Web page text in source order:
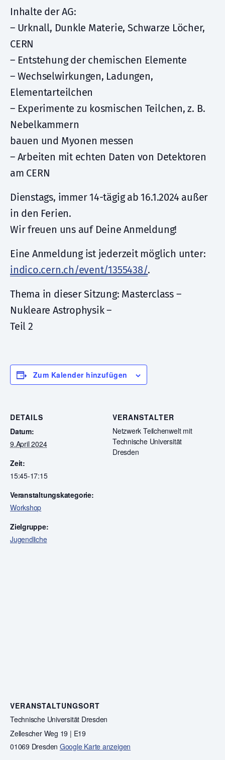
Inhalte der AG:
– Urknall, Dunkle Materie, Schwarze Löcher,
CERN
– Entstehung der chemischen Elemente
– Wechselwirkungen, Ladungen,
Elementarteilchen
– Experimente zu kosmischen Teilchen, z. B.
Nebelkammern
bauen und Myonen messen
– Arbeiten mit echten Daten von Detektoren
am CERN
Dienstags, immer 14-tägig ab 16.1.2024 außer
in den Ferien.
Wir freuen uns auf Deine Anmeldung!
Eine Anmeldung ist jederzeit möglich unter:
indico.cern.ch/event/1355438/.
Thema in dieser Sitzung: Masterclass –
Nukleare Astrophysik –
Teil 2
Zum Kalender hinzufügen
DETAILS
Datum:
9.April 2024
Zeit:
15:45-17:15
Veranstaltungskategorie:
Workshop
Zielgruppe:
Jugendliche
VERANSTALTER
Netzwerk Teilchenwelt mit
Technische Universität
Dresden
VERANSTALTUNGSORT
Technische Universität Dresden
Zellescher Weg 19 | E19
01069 Dresden Google Karte anzeigen